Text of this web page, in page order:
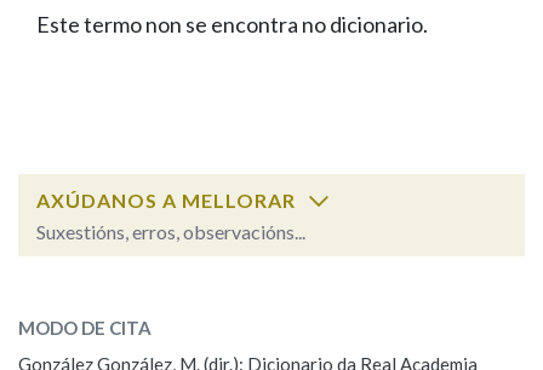
FIGURAS HOMENAXEADAS
PORTAL DAS PALABRAS
Facebook
TwitterYoutubeInstagram
Bluesky
BUSCAR NOS LEMAS
Remata por
Este termo non se encontra no dicionario.
AXÚDANOS A MELLORAR
Suxestións, erros, observacións...
Observación
MODO DE CITA
González González, M. (dir.): Dicionario da Real Academia